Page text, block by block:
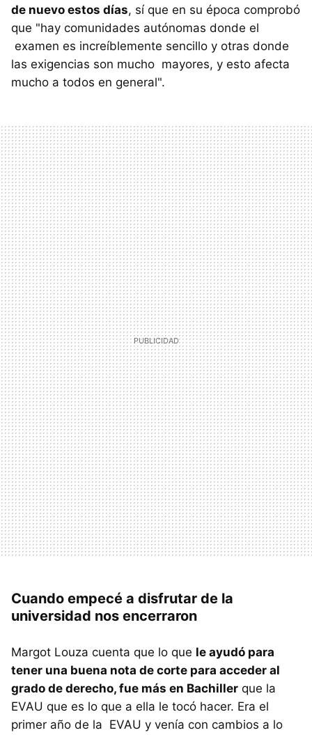
de nuevo estos días, sí que en su época comprobó
que "hay comunidades autónomas donde el
examen es increíblemente sencillo y otras donde
las exigencias son mucho mayores, y esto afecta
mucho a todos en general".
Cuando empecé a disfrutar de la
universidad nos encerraron
Margot Louza cuenta que lo que le ayudó para
tener una buena nota de corte para acceder al
grado de derecho, fue más en Bachiller que la
EVAU que es lo que a ella le tocó hacer. Era el
primer año de la EVAU y venía con cambios a lo